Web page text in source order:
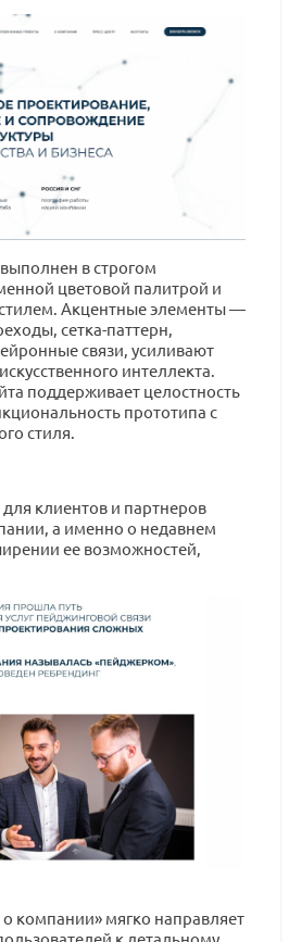
в строгом
цветовой палитрой и
Акцентные элементы —
сетка-паттерн,
связи, усиливают
интеллекта.
поддерживает целостность
прототипа с
стиля.
клиентов и партнеров
а именно о недавнем
ее возможностей,
компании» мягко направляет